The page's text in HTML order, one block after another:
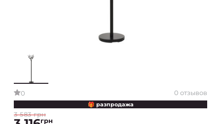
0 0 отзывов
🎁 разпродажа
3 583 грн
грн